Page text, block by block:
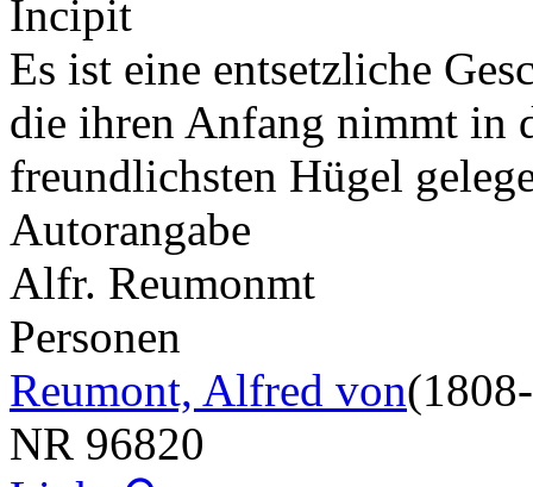
Incipit
Es ist eine entsetzliche
die ihren Anfang nimmt in
freundlichsten Hügel
Autorangabe
Alfr. Reumonmt
Personen
Reumont, Alfred von
NR 96820